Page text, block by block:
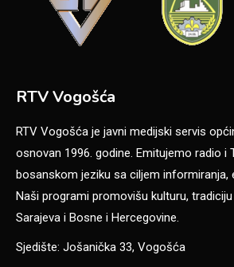
RTV Vogošća
RTV Vogošća je javni medijski servis
osnovan 1996. godine. Emitujemo radio i
bosanskom jeziku sa ciljem informiranja,
Naši programi promovišu kulturu,
Sarajeva i Bosne i Hercegovine.
Sjedište: Jošanička 33, Vogošća